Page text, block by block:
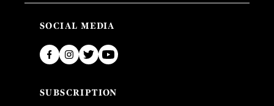
SOCIAL MEDIA
SUBSCRIPTION